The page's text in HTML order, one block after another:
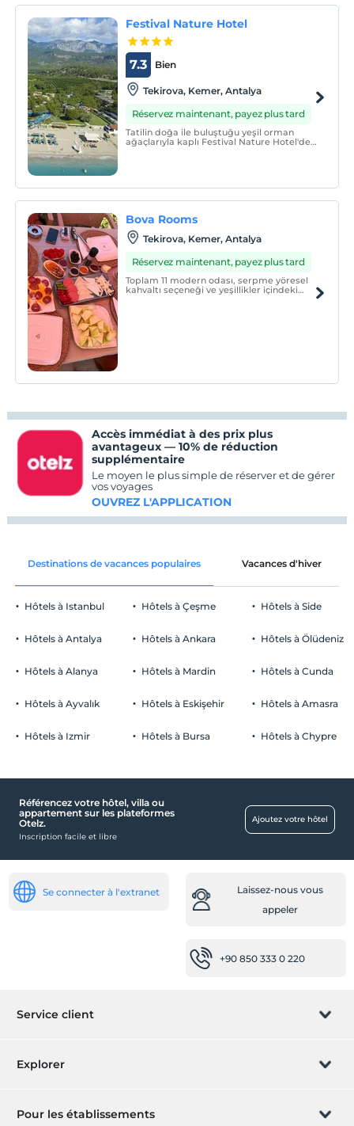
Festival Nature Hotel
Bien
7.3
Tekirova, Kemer, Antalya
Réservez maintenant, payez plus tard
Tatilin doğa ile buluştuğu yeşil orman
ağaçlarıyla kaplı Festival Nature Hotel'de
Bova Rooms
Tekirova, Kemer, Antalya
Réservez maintenant, payez plus tard
Toplam 11 modern odası, serpme yöresel
kahvaltı seçeneği ve yeşillikler içindeki
Accès immédiat à des prix plus
avantageux — 10% de réduction
supplémentaire
Le moyen le plus simple de réserver et de gérer
vos voyages
OUVREZ L'APPLICATION
Destinations de vacances populaires Vacances d'hiver
Hôtels à Istanbul
Hôtels à Antalya
Hôtels à Alanya
Hôtels à Ayvalık
Hôtels à Izmir
Hôtels à Çeşme
Hôtels à Ankara
Hôtels à Mardin
Hôtels à Eskişehir
Hôtels à Bursa
Hôtels à Side
Hôtels à Ölüdeniz
Hôtels à Cunda
Hôtels à Amasra
Hôtels à Chypre
Référencez votre hôtel, villa ou
appartement sur les plateformes
Otelz.
Inscription facile et libre
Ajoutez votre hôtel
Se connecter à l'extranet
Laissez-nous vous
appeler
+90 850 333 0 220
Service client
Gérer la réservation
Explorer
Carte cadeau
Pour les établissements